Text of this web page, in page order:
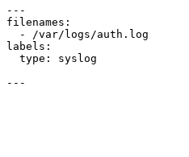
---
filenames :
-
labels :
type :
---